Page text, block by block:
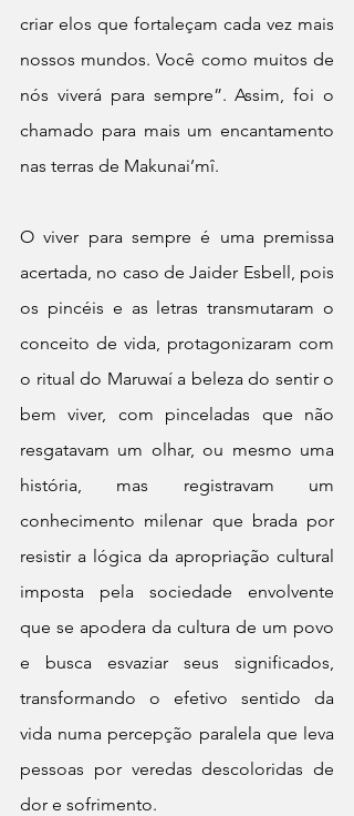
criar elos que fortaleçam cada vez mais
nossos mundos. Você como muitos de
nós viverá para sempre”. Assim, foi o
chamado para mais um encantamento
nas terras de Makunai’mî.
O viver para sempre é uma premissa
acertada, no caso de Jaider Esbell, pois
os pincéis e as letras transmutaram o
conceito de vida, protagonizaram com
o ritual do Maruwaí a beleza do sentir o
bem viver, com pinceladas que não
resgatavam um olhar, ou mesmo uma
história, mas registravam um
conhecimento milenar que brada por
resistir a lógica da apropriação cultural
imposta pela sociedade envolvente
que se apodera da cultura de um povo
e busca esvaziar seus significados,
transformando o efetivo sentido da
vida numa percepção paralela que leva
pessoas por veredas descoloridas de
dor e sofrimento.